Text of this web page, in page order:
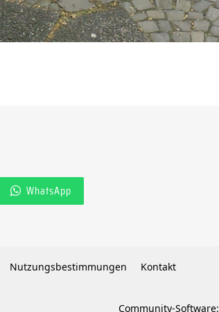
WhatsApp
Nutzungsbestimmungen Kontakt
Community-Software: